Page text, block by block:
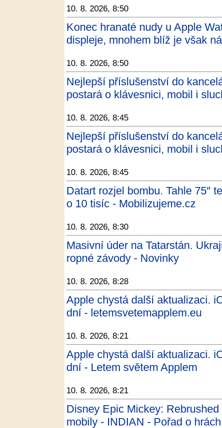
10. 8. 2026, 8:50
Konec hranaté nudy u Apple
displeje, mnohem blíž je však
10. 8. 2026, 8:50
Nejlepší příslušenství do
postará o klávesnici, mobil i
10. 8. 2026, 8:45
Nejlepší příslušenství do
postará o klávesnici, mobil i
10. 8. 2026, 8:45
Datart rozjel bombu. Tahle 75″
o 10 tisíc - Mobilizujeme.cz
10. 8. 2026, 8:30
Masivní úder na Tatarstán.
ropné závody - Novinky
10. 8. 2026, 8:28
Apple chystá další aktualizaci.
dní - letemsvetemapplem.eu
10. 8. 2026, 8:21
Apple chystá další aktualizaci.
dní - Letem světem Applem
10. 8. 2026, 8:21
Disney Epic Mickey:
mobily - INDIAN - Pořad o hrách